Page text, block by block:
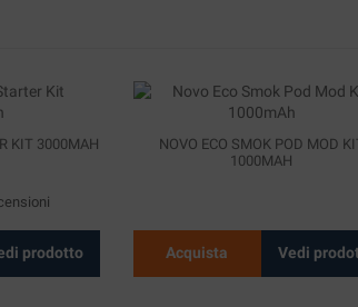
KIT 3000MAH
prodotto
NOVO ECO SMOK POD MOD
1000MAH
Acquista Vedi